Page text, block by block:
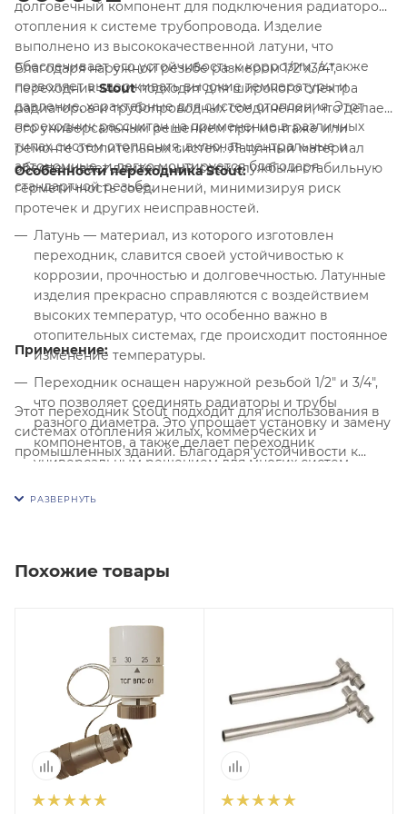
долговечный компонент для подключения радиаторов
отопления к системе трубопровода. Изделие
выполнено из высококачественной латуни, что
обеспечивает его устойчивость к коррозии, а также
позволяет выдерживать высокие температуры и
давление, характерные для систем отопления. Этот
переходник рассчитан на применение в различных
типах систем отопления, включая центральные и
автономные, и легко монтируется благодаря
стандартной резьбе.
Благодаря наружной резьбе размером 1/2"х3/4",
переходникStoutподходит для широкого спектра
радиаторов и трубопроводных соединений, что делает
его универсальным решением при монтаже или
ремонте отопительных систем. Латунный материал
обеспечивает длительный срок службы и стабильную
герметичность соединений, минимизируя риск
протечек и других неисправностей.
Особенности переходника Stout:
Латунь — материал, из которого изготовлен
переходник, славится своей устойчивостью к
коррозии, прочностью и долговечностью. Латунные
изделия прекрасно справляются с воздействием
высоких температур, что особенно важно в
отопительных системах, где происходит постоянное
изменение температуры.
Переходник оснащен наружной резьбой 1/2" и 3/4",
что позволяет соединять радиаторы и трубы
разного диаметра. Это упрощает установку и замену
компонентов, а также делает переходник
универсальным решением для многих систем
что особенно важно для безопасности и экономии
высокого давления и температуры, что делает его
подходящим для применения как в
централизованных, так и в автономных системах
отопления. Латунь остается стабильной даже при
интенсивной эксплуатации.
Переходник легко устанавливается и подходит для
большинства радиаторов с соответствующими
разъемами. Процесс монтажа не требует
специальных инструментов, что позволяет
Применение:
Этот переходник Stout подходит для использования в
системах отопления жилых, коммерческих и
промышленных зданий. Благодаря устойчивости к
Похожие товары